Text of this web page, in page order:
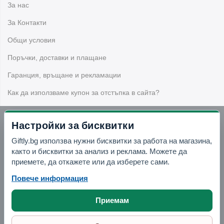
Да, сред предложенията има тематични подаръчни
Предлагат ли се комплекти подаръчни
продукт.
Как да направя опаковката по-
красива?
холографна хартия за опаковане или декоративни
Подходящи ли са опаковките за
За нас
За Контакти
Общи условия
Поръчки, доставки и плащане
Гаранция, връщане и рекламации
Как да използваме купон за отстъпка в сайта?
Бюлетин
Вземи -10% отстъпка в Telegram
Настройки за бисквитки
Giftly.bg използва нужни бисквитки за работа на магазина,
както и бисквитки за анализ и реклама. Можете да
приемете, да откажете или да изберете сами.
Повече информация
Приемам